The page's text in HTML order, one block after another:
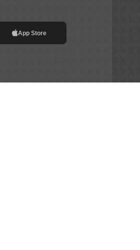
App Store